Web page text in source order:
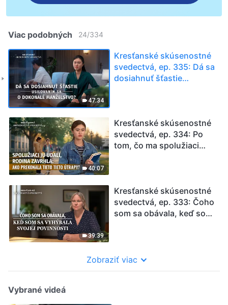
Viac podobných 24/334
47:34
Kresťanské skúsenostné
svedectvá, ep. 335: Dá sa
dosiahnuť šťastie
40:07
Kresťanské skúsenostné
svedectvá, ep. 334: Po
tom, čo ma spolužiaci
39:39
Kresťanské skúsenostné
svedectvá, ep. 333: Čoho
som sa obávala, keď som
Zobraziť viac
Vybrané videá